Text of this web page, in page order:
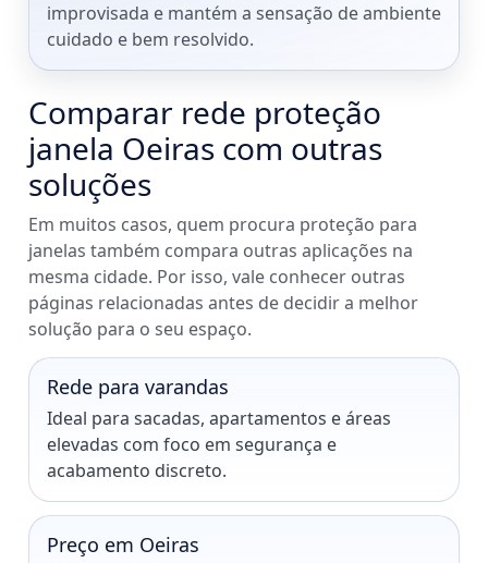
improvisada e mantém a sensação de ambiente
cuidado e bem resolvido.
Comparar rede proteção
janela Oeiras com outras
soluções
Em muitos casos, quem procura proteção para
janelas também compara outras aplicações na
mesma cidade. Por isso, vale conhecer outras
páginas relacionadas antes de decidir a melhor
solução para o seu espaço.
Rede para varandas
Ideal para sacadas, apartamentos e áreas
elevadas com foco em segurança e
acabamento discreto.
Preço em Oeiras